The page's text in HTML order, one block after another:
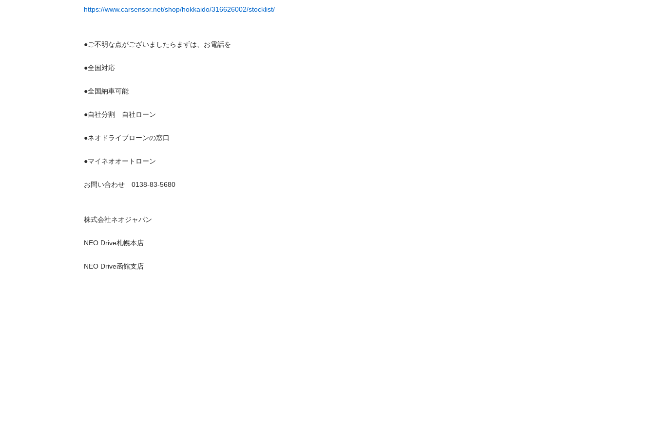
https://www.carsensor.net/shop/hokkaido/316626002/stocklist/
●ご不明な点がございましたらまずは、お電話を
●全国対応
●全国納車可能
●自社分割　自社ローン
●ネオドライブローンの窓口
●マイネオオートローン
お問い合わせ　0138-83-5680
株式会社ネオジャパン
NEO Drive札幌本店
NEO Drive函館支店